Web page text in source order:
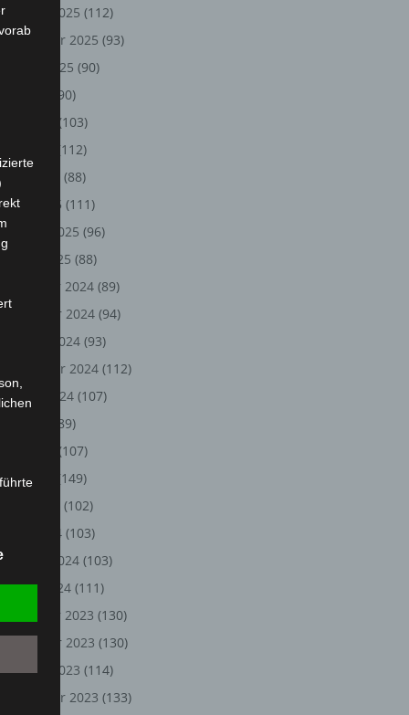
2025 (112)
September 2025 (93)
August 2025 (90)
(90)
(103)
(112)
2025
(88)
März 2025 (111)
2025 (96)
Januar 2025 (88)
Dezember 2024 (89)
2024 (94)
Oktober 2024 (93)
September 2024 (112)
August 2024 (107)
(89)
(107)
Mai 2024
(149)
(102)
März 2024 (103)
2024 (103)
2024 (111)
Dezember 2023 (130)
November 2023 (130)
2023 (114)
September 2023 (133)